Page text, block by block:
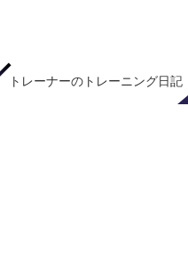
トレーナーのトレーニング日記